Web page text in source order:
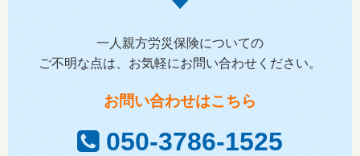
一人親方労災保険についての
ご不明な点は、お気軽にお問い合わせください。
お問い合わせはこちら
050-3786-1525